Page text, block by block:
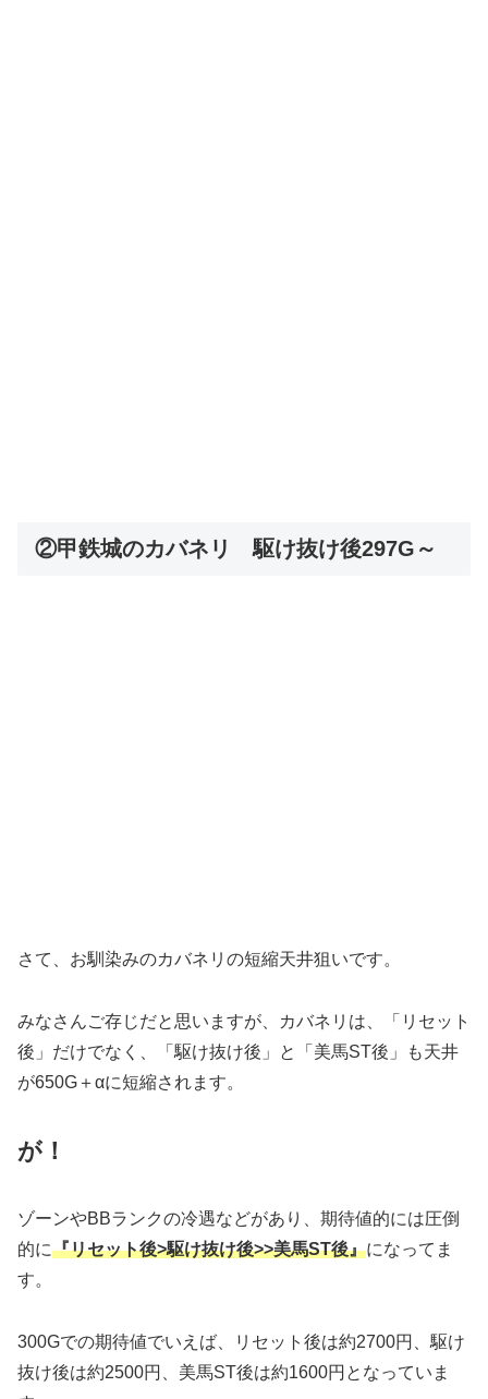
②甲鉄城のカバネリ 駆け抜け後297G～
さて、お馴染みのカバネリの短縮天井狙いです。
みなさんご存じだと思いますが、カバネリは、「リセット
後」だけでなく、「駆け抜け後」と「美馬ST後」も天井
が650G＋αに短縮されます。
が！
ゾーンやBBランクの冷遇などがあり、期待値的には圧倒
的に『リセット後>駆け抜け後>>美馬ST後』になってま
す。
300Gでの期待値でいえば、リセット後は約2700円、駆け
抜け後は約2500円、美馬ST後は約1600円となっていま